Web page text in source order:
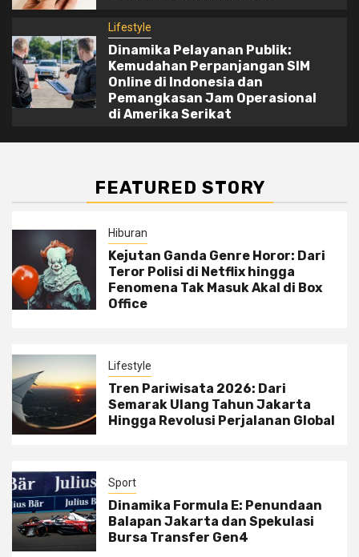
Lifestyle
Dinamika Pelayanan Publik:
Kemudahan Perpanjangan SIM
Online di Indonesia dan
Pemangkasan Jam Operasional
di Amerika Serikat
FEATURED STORY
Hiburan
Kejutan Ganda Genre Horor: Dari
Teror Polisi di Netflix hingga
Fenomena Tak Masuk Akal di Box
Office
Lifestyle
Tren Pariwisata 2026: Dari
Semarak Ulang Tahun Jakarta
Hingga Revolusi Perjalanan Global
Sport
Dinamika Formula E: Penundaan
Balapan Jakarta dan Spekulasi
Bursa Transfer Gen4